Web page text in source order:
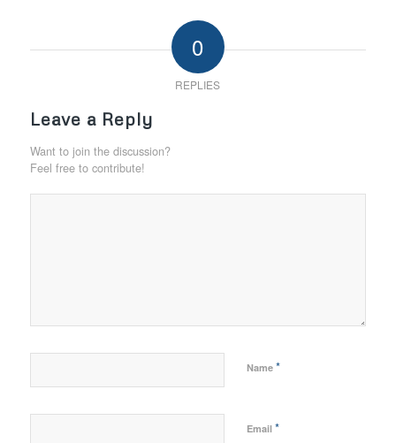
0
REPLIES
Leave a Reply
Want to join the discussion?
Feel free to contribute!
Name *
Email *